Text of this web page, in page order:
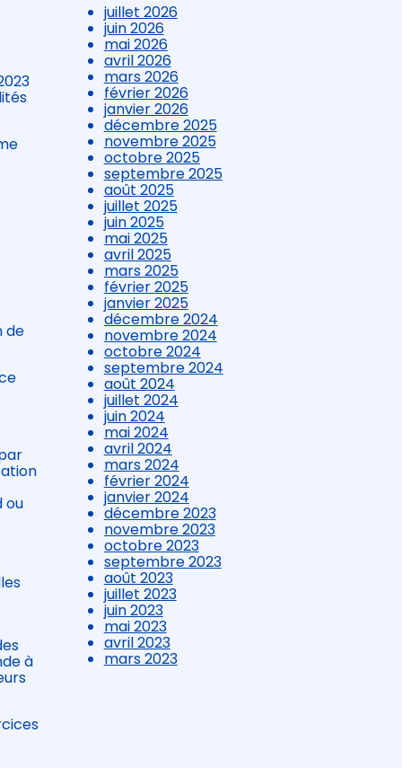
de
ou
à
juillet 2026
juin 2026
mai 2026
avril 2026
mars 2026
février 2026
janvier 2026
décembre 2025
novembre 2025
octobre 2025
septembre 2025
août 2025
juillet 2025
juin 2025
mai 2025
avril 2025
mars 2025
février 2025
janvier 2025
décembre 2024
novembre 2024
octobre 2024
septembre 2024
août 2024
juillet 2024
juin 2024
mai 2024
avril 2024
mars 2024
février 2024
janvier 2024
décembre 2023
novembre 2023
octobre 2023
septembre 2023
août 2023
juillet 2023
juin 2023
mai 2023
avril 2023
mars 2023